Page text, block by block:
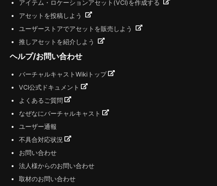
アイテム・ロケーションアセット(VCI)を作成する
アセットを投稿しよう
ユーザーストアでアセットを販売しよう
推しアセットを紹介しよう
ヘルプ/お問い合わせ
バーチャルキャストWikiトップ
VCI公式ドキュメント
よくあるご質問
なぜなにバーチャルキャスト
ユーザー通報
不具合対応状況
お問い合わせ
法人様からのお問い合わせ
取材のお問い合わせ